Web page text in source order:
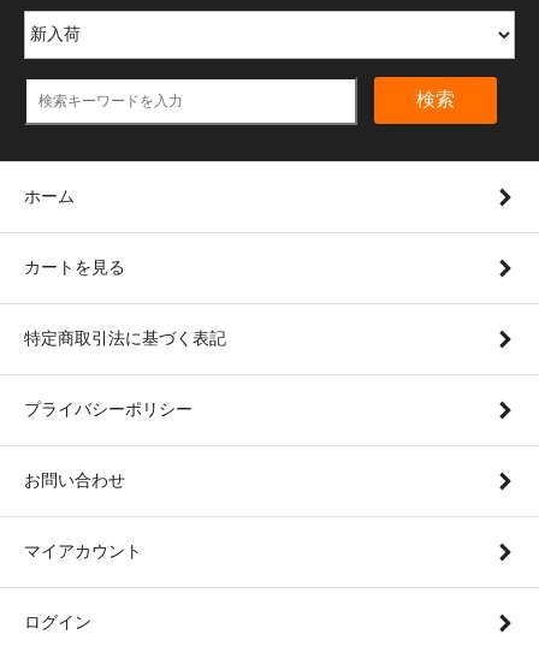
検索
ホーム
カートを見る
特定商取引法に基づく表記
プライバシーポリシー
お問い合わせ
マイアカウント
ログイン